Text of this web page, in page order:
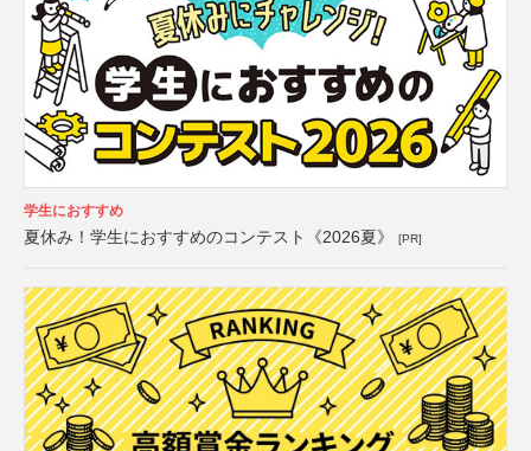
学生におすすめ
夏休み！学生におすすめのコンテスト《2026夏》 [PR]